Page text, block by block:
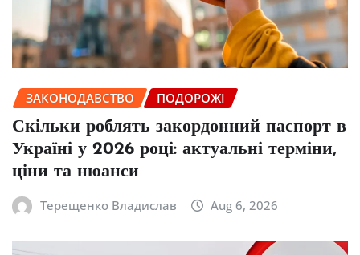
ЗАКОНОДАВСТВО ПОДОРОЖІ
Скільки роблять закордонний паспорт в
Україні у 2026 році: актуальні терміни,
ціни та нюанси
Терещенко Владислав Aug 6, 2026